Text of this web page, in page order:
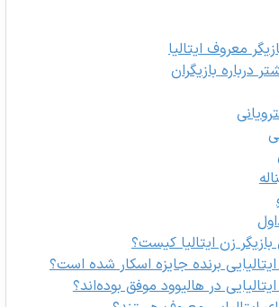
درباره بازیگران
زن ایتالیا کیست؟
برنده جایزه اسکار شده است؟
در هالیوود موفق بوده‌اند؟